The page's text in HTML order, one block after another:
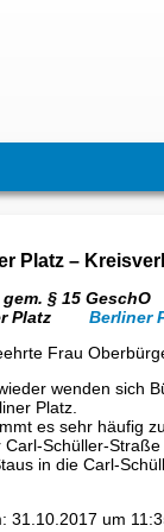
Platz –
§ 15 GeschO
Platz Berliner
Frau
wenden sich
Platz.
es sehr häufig
Carl-Schüller-
in die Carl-
31.10.2017 um